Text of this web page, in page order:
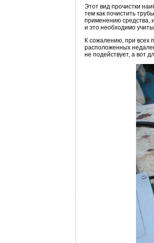
Этот вид прочистки
тем как почистить
применению средства,
и это необходимо
К сожалению, при всех
расположенных
не подействует, а вот